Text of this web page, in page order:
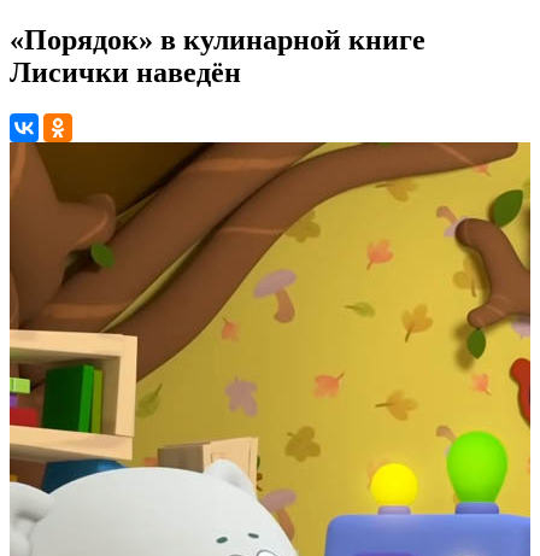
«Порядок» в кулинарной книге
Лисички наведён